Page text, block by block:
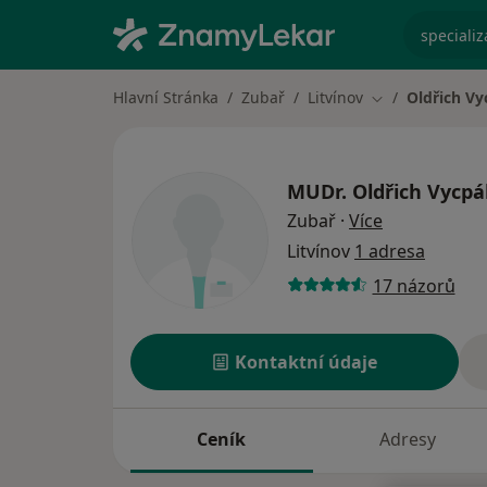
Hlavní Stránka Zubař Litvínov Změna města
Oldřich
MUDr. Oldřich
Zubař · Více
Litvínov 1 adresa
17 názorů
Kontaktní údaje
Ceník Adresy